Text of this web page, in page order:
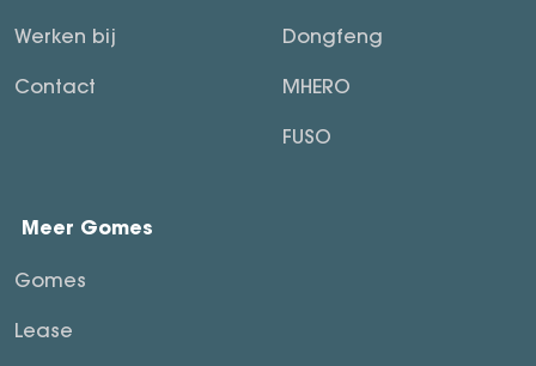
Werken bij
Contact
Dongfeng
MHERO
FUSO
Meer Gomes
Gomes
Lease